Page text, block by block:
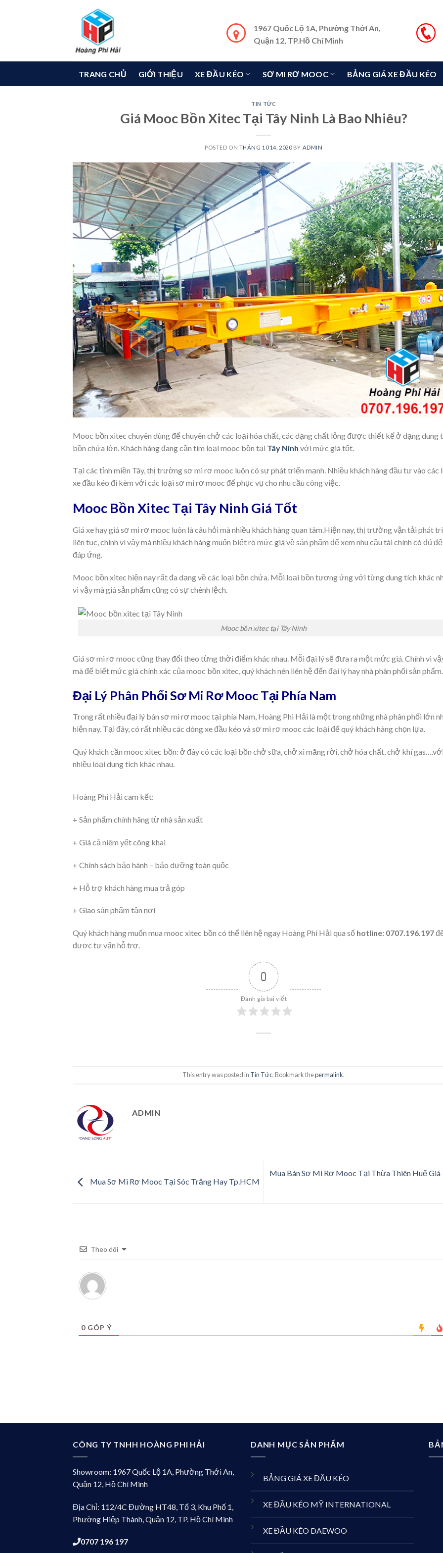
1967 Quốc Lộ 1A, Phường Thới An,
Quận 12, TP.Hồ Chí Minh
TRANG CHỦ GIỚI THIỆU XE ĐẦU KÉO SƠ MI RƠ MOOC BẢNG GIÁ XE ĐẦU KÉO
TIN TỨC
Giá Mooc Bồn Xitec Tại Tây Ninh Là Bao Nhiêu?
POSTED ON THÁNG 10 14, 2020BY ADMIN
Mooc bồn xitec chuyên dùng để chuyên chở các loại hóa chất, các dạng chất lỏng được thiết kế ở dạng dung
bồn chứa lớn. Khách hàng đang cần tìm loại mooc bồn tại Tây Ninh với mức giá tốt.
Tại các tỉnh miền Tây, thị trường sơ mi rơ mooc luôn có sự phát triển mạnh. Nhiều khách hàng đầu tư vào các
xe đầu kéo đi kèm với các loại sơ mi rơ mooc để phục vụ cho nhu cầu công việc.
Mooc Bồn Xitec Tại Tây Ninh Giá Tốt
Giá xe hay giá sơ mi rơ mooc luôn là câu hỏi mà nhiều khách hàng quan tâm.Hiện nay, thị trường vận tải phát
liên tục, chính vì vậy mà nhiều khách hàng muốn biết rõ mức giá về sản phẩm để xem nhu cầu tài chính có đủ để
đáp ứng.
Mooc bồn xitec hiện nay rất đa dạng về các loại bồn chứa. Mỗi loại bồn tương ứng với từng dung tích khác
vì vậy mà giá sản phẩm cũng có sự chênh lệch.
Mooc bồn xitec tại Tây Ninh
Giá sơ mi rơ mooc cũng thay đổi theo từng thời điểm khác nhau. Mỗi đại lý sẽ đưa ra một mức giá. Chính vì
mà để biết mức giá chính xác của mooc bồn xitec, quý khách nên liên hệ đến đại lý hay nhà phân phối sản phẩm.
Đại Lý Phân Phối Sơ Mi Rơ Mooc Tại Phía Nam
Trong rất nhiều đại lý bán sơ mi rơ mooc tại phía Nam, Hoàng Phi Hải là một trong những nhà phân phối lớn
hiện nay. Tại đây, có rất nhiều các dòng xe đầu kéo và sơ mi rơ mooc các loại để quý khách hàng chọn lựa.
Quý khách cần mooc xitec bồn: ở đây có các loại bồn chở sữa, chở xi măng rời, chở hóa chất, chở khí
nhiều loại dung tích khác nhau.
Hoàng Phi Hải cam kết:
+ Sản phẩm chính hãng từ nhà sản xuất
+ Giá cả niêm yết công khai
+ Chính sách bảo hành – bảo dưỡng toàn quốc
+ Hỗ trợ khách hàng mua trả góp
+ Giao sản phẩm tận nơi
Quý khách hàng muốn mua mooc xitec bồn có thể liên hệ ngay Hoàng Phi Hải qua số hotline: 0707.196.197
được tư vấn hỗ trợ.
0
Đánh giá bài viết
This entry was posted in Tin Tức. Bookmark thepermalink.
ADMIN
Mua Sơ Mi Rơ Mooc Tại Sóc Trăng Hay Tp.HCM
Mua Bán Sơ Mi Rơ Mooc Tại Thừa Thiên Huế Giá
Theo dõi
0 GÓP Ý
CÔNG TY TNHH HOÀNG PHI HẢI
Showroom: 1967 Quốc Lộ 1A, Phường Thới An,
Quận 12, Hồ Chí Minh
Địa Chỉ: 112/4C Đường HT48, Tổ 3, Khu Phố 1,
Phường Hiệp Thành, Quận 12, TP. Hồ Chí Minh
0707 196 197
DANH MỤC SẢN PHẨM
BẢNG GIÁ XE ĐẦU KÉO
XE ĐẦU KÉO MỸ INTERNATIONAL
XE ĐẦU KÉO DAEWOO